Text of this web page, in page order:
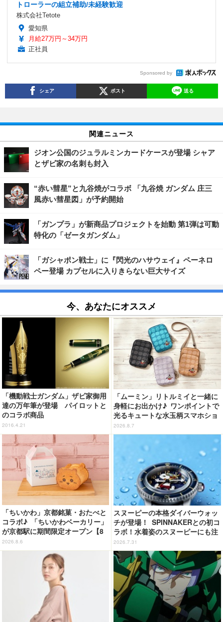
トローラーの組立補助/未経験歓迎
株式会社Tetote
愛知県
月給27万円～34万円
正社員
Sponsored by
シェア ポスト 送る
関連ニュース
ジオン公国のジュラルミンカードケースが登場 シャア
とザビ家の名刺も封入
“赤い彗星”と九谷焼がコラボ 「九谷焼 ガンダム 庄三
風赤い彗星図」が予約開始
「ガンプラ」が新商品プロジェクトを始動 第1弾は可動
特化の「ゼータガンダム」
「ガシャポン戦士」に『閃光のハサウェイ』ペーネロ
ペー登場 カプセルに入りきらない巨大サイズ
今、あなたにオススメ
「機動戦士ガンダム」ザビ家御用
達の万年筆が登場 パイロットと
のコラボ商品
2016.4.21
「ムーミン」リトルミイと一緒に
身軽にお出かけ♪ ワンポイントで
光るキュートな水玉柄スマホショ
ルダーが新登場！
2026.8.7
「ちいかわ」京都銘菓・おたべと
コラボ♪ 「ちいかわベーカリー」
が京都駅に期間限定オープン【8
月13日～】
2026.8.6
スヌーピーの本格ダイバーウォッ
チが登場！ SPINNAKERとの初コ
ラボ！水着姿のスヌーピーにも注
目
2026.7.31